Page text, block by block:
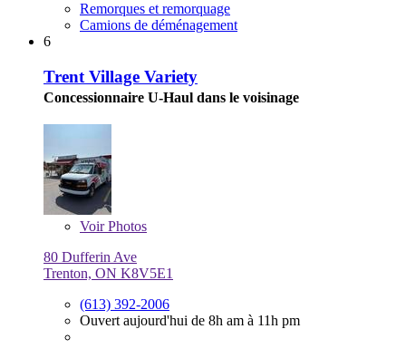
Remorques et remorquage
Camions de déménagement
6
Trent Village Variety
Concessionnaire U-Haul dans le voisinage
VoirPhotos
80 Dufferin Ave
Trenton, ON K8V5E1
(613) 392-2006
Ouvert aujourd'hui de 8h am à 11h pm